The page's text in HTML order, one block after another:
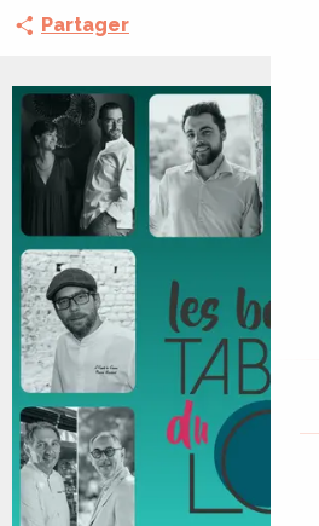
Partager